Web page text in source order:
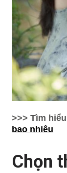
>>> Tìm
bao nhiêu
Chọn